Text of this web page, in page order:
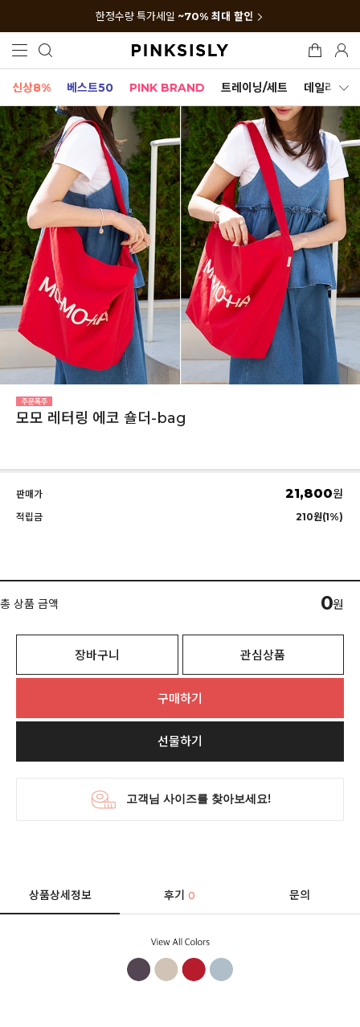
한정수량 특가세일 ~70% 최대 할인
신상8% 베스트50 PINK BRAND 트레이닝/세트 데일리세트
모모 레터링 에코 숄더-bag
판매가 21,800원
적립금 210원(1%)
총 상품 금액 0원
장바구니 관심상품
구매하기
선물하기
상품상세정보 후기0 문의